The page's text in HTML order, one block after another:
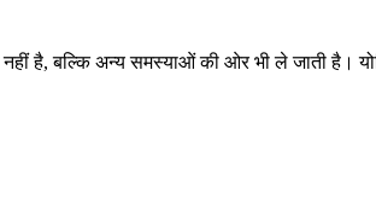
नहीं है, बल्कि अन्य समस्याओं की ओर भी ले जाती है।